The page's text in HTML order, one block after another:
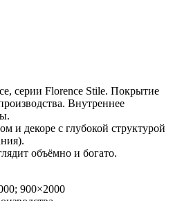
серии Florence Stile. Покрытие
Внутреннее
и декоре с глубокой структурой
объёмно и богато.
900×2000